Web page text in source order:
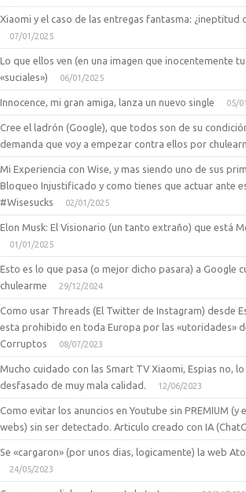
Xiaomi y el caso de las entregas fantasma: ¿ineptitud
07/01/2025
Lo que ellos ven (en una imagen que inocentemente
«suciales»)
06/01/2025
Innocence, mi gran amiga, lanza un nuevo single 05/
Cree el ladrón (Google), que todos son de su
demanda que voy a empezar contra ellos por
Mi Experiencia con Wise, y mas siendo uno de sus
Bloqueo Injustificado y como tienes que actuar ante
#Wisesucks
02/01/2025
Elon Musk: El Visionario (un tanto extraño) que está
01/01/2025
Esto es lo que pasa (o mejor dicho pasara) a Google
chulearme
29/12/2024
Como usar Threads (El Twitter de Instagram) desde
esta prohibido en toda Europa por las «utoridades»
Corruptos
08/07/2023
Mucho cuidado con las Smart TV Xiaomi, Espias no,
desfasado de muy mala calidad.
12/06/2023
Como evitar los anuncios en Youtube sin PREMIUM (y
webs) sin ser detectado. Articulo creado con IA
Se «cargaron» (por unos dias, logicamente) la web
24/05/2023